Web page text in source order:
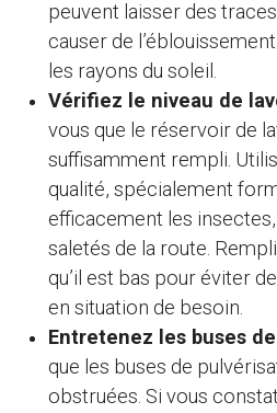
peuvent laisser des
causer de
les rayons du soleil.
Vérifiez le niveau de
vous que le réservoir de
suffisamment rempli.
qualité, spécialement
efficacement les
saletés de la route.
qu’il est bas pour éviter
en situation de besoin.
Entretenez les buses
que les buses de
obstruées. Si vous